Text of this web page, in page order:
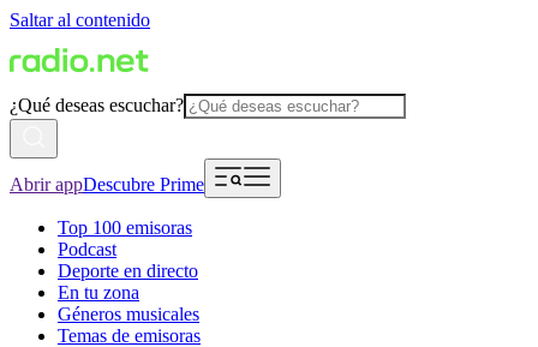
Saltar al contenido
¿Qué deseas escuchar?
Abrir appDescubre Prime
Top 100 emisoras
Podcast
Deporte en directo
En tu zona
Géneros musicales
Temas de emisoras